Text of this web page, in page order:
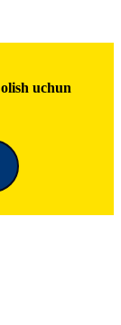
uchun